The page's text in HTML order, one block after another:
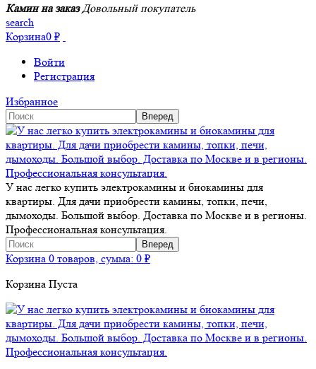
Камин на заказ Довольный покупатель
search
Корзина0 ₽
Войти
Регистрация
Избранное
У нас легко купить электрокамины и биокамины для
квартиры. Для дачи приобрести камины, топки, печи,
дымоходы. Большой выбор. Доставка по Москве и в регионы.
Профессиональная консультация.
Корзина 0 товаров, сумма: 0 ₽
Корзина Пуста